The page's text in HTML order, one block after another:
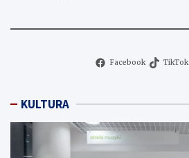
Facebook TikTok
KULTURA